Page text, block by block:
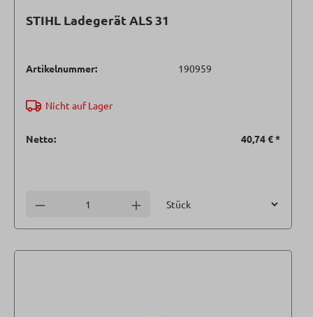
STIHL Ladegerät ALS 31
Artikelnummer: 190959
Nicht auf Lager
Netto: 40,74 €*
Anzahl verringern Anzahl erhöhen